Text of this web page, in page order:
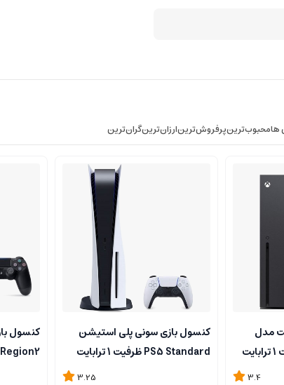
هامحبوب‌‌ترینپرفروش‌ترینارزان‌ترینگران‌ترین
مدل
3.4
کنسول بازی سونی پلی استیشن
PS5 Standard ظرفیت 1 ترابایت
3.25
Region2 ظرفیت 1 ترابایت